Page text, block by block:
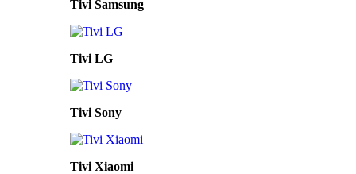
Tivi Samsung
Tivi LG
Tivi Sony
Tivi Xiaomi